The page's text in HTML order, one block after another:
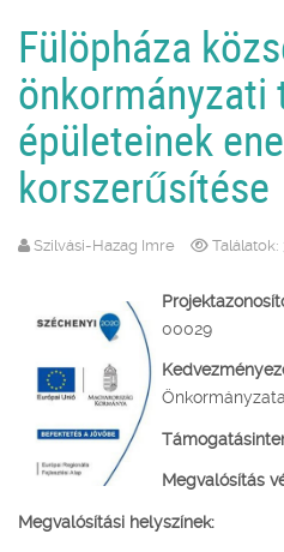
Fülöpháza
önkormányzati
épületeinek
korszerűsítése
Szilvási-Hazag Imre Találatok:
00029
Önkormányzata
Megvalósítás
Megvalósítási helyszínek: